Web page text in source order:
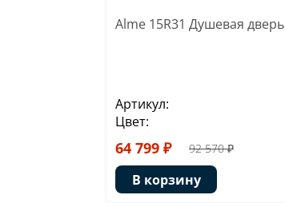
Alme 15R31 Душевая дверь
Артикул:
Цвет:
64 799 ₽ 92 570 ₽
В корзину